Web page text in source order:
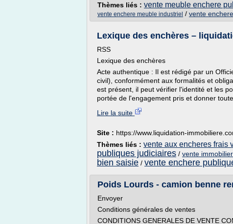
Thèmes liés : vente meuble enchere
vente enchere meuble industriel / vente
Lexique des enchères –
RSS
Lexique des enchères
Acte authentique : Il est rédigé par un
civil), conformément aux formalités et
est présent, il peut vérifier l'identité et les
portée de l'engagement pris et donner
Lire la suite
Site : https://www.liquidation-
Thèmes liés : vente aux encheres frais
publiques judiciaires / vente
bien saisie / vente enchere
Poids Lourds - camion benne
Envoyer
Conditions générales de ventes
CONDITIONS GENERALES DE VENTE